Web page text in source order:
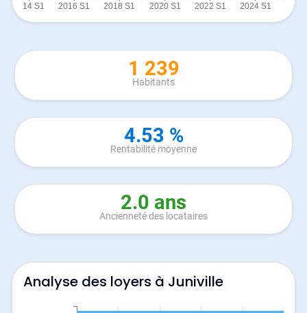
1 239
Habitants
4.53 %
Rentabilité moyenne
2.0 ans
Ancienneté des locataires
Analyse des loyers à Juniville